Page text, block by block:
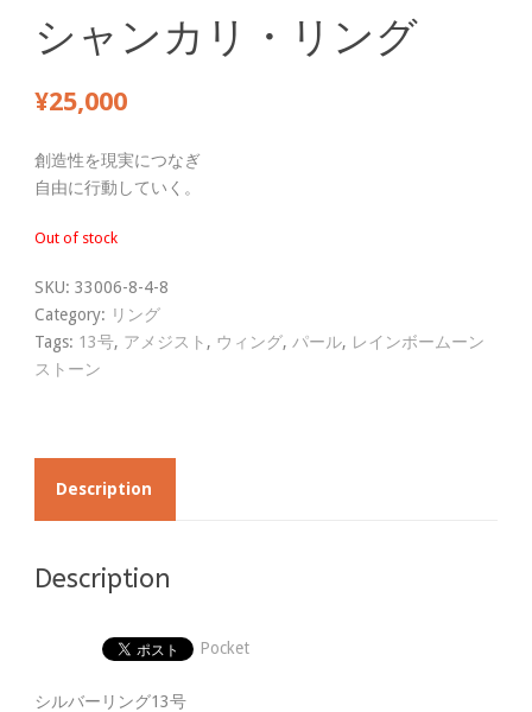
シャンカリ・リング
¥25,000
創造性を現実につなぎ
自由に行動していく。
Out of stock
SKU: 33006-8-4-8
Category: リング
Tags: 13号, アメジスト , ウィング, パール, レインボームーン
ストーン
Description
Description
Pocket
シルバーリング13号